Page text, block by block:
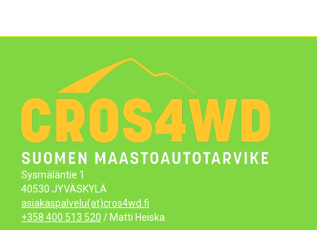
Sysmäläntie 1
40530 JYVÄSKYLÄ
asiakaspalvelu(at)cros4wd.fi
+358 400 513 520 / Matti Heiska